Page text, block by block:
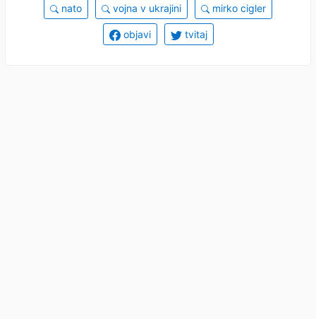
nato vojna v ukrajini mirko cigler
objavi tvitaj